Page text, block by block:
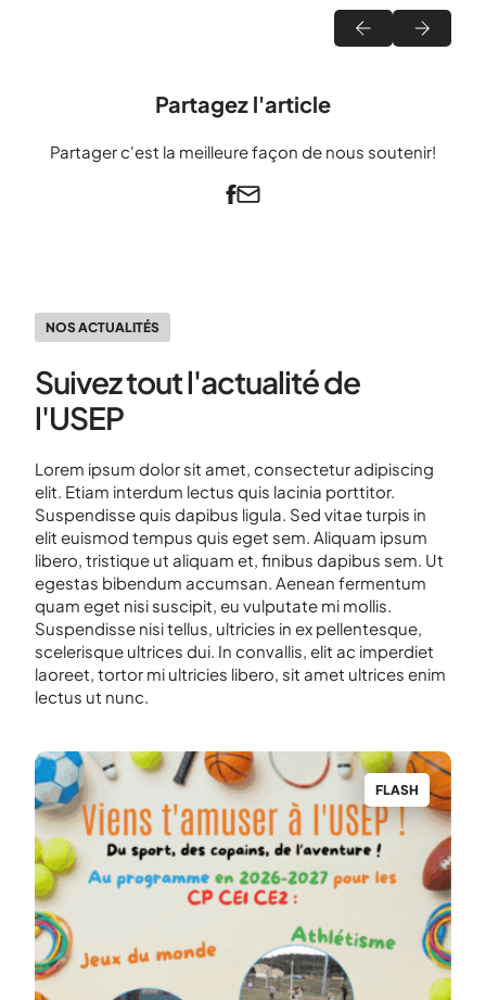
Partagez l'article
Partager c'est la meilleure façon de nous soutenir!
NOS ACTUALITÉS
Suivez tout l'actualité de
l'USEP
Lorem ipsum dolor sit amet, consectetur adipiscing
elit. Etiam interdum lectus quis lacinia porttitor.
Suspendisse quis dapibus ligula. Sed vitae turpis in
elit euismod tempus quis eget sem. Aliquam ipsum
libero, tristique ut aliquam et, finibus dapibus sem. Ut
egestas bibendum accumsan. Aenean fermentum
quam eget nisi suscipit, eu vulputate mi mollis.
Suspendisse nisi tellus, ultricies in ex pellentesque,
scelerisque ultrices dui. In convallis, elit ac imperdiet
laoreet, tortor mi ultricies libero, sit amet ultrices enim
lectus ut nunc.
FLASH